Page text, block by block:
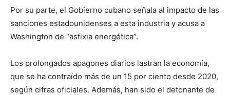
Por su parte, el Gobierno cubano señala al impacto de las
sanciones estadounidenses a esta industria y acusa a
Washington de “asfixia energética”.
Los prolongados apagones diarios lastran la economía,
que se ha contraído más de un 15 por ciento desde 2020,
según cifras oficiales. Además, han sido el detonante de